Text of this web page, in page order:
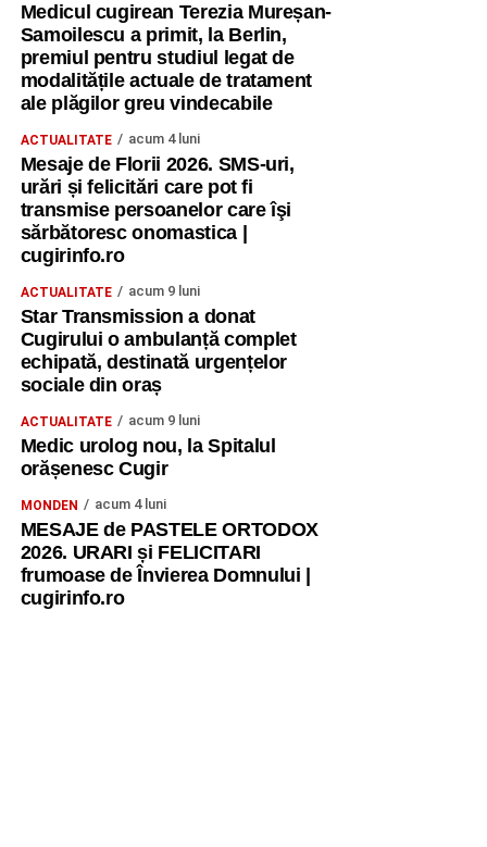
Medicul cugirean Terezia Mureșan-
Samoilescu a primit, la Berlin,
premiul pentru studiul legat de
modalitățile actuale de tratament
ale plăgilor greu vindecabile
ACTUALITATE acum 4 luni
Mesaje de Florii 2026. SMS-uri,
urări și felicitări care pot fi
transmise persoanelor care îşi
sărbătoresc onomastica |
cugirinfo.ro
ACTUALITATE acum 9 luni
Star Transmission a donat
Cugirului o ambulanță complet
echipată, destinată urgențelor
sociale din oraș
ACTUALITATE acum 9 luni
Medic urolog nou, la Spitalul
orășenesc Cugir
MONDEN acum 4 luni
MESAJE de PASTELE ORTODOX
2026. URARI și FELICITARI
frumoase de Învierea Domnului |
cugirinfo.ro